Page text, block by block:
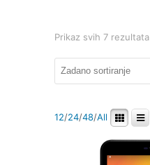
Prikaz svih 7 rezultata
12/24/48/All